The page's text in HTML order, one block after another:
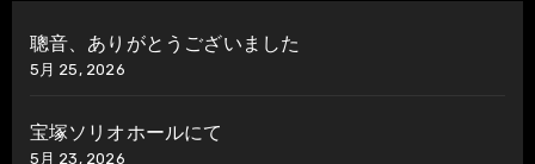
聰音、ありがとうございました
5月 25, 2026
宝塚ソリオホールにて
5月 23, 2026